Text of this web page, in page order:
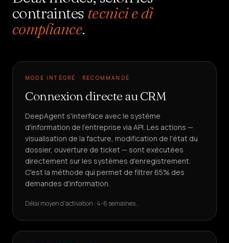
contraintes tecnici e di
compliance.
MODE INTÉGRÉ · RECOMMANDÉ
Connexion directe au CRM
DeepAgent s'interface avec le système
d'information de l'entreprise via API. Les actions —
visualisation de la facture, modification de l'état du
dossier, ouverture de ticket — sont exécutées
directement sur les systèmes d'enregistrement.
C'est la méthode qui permet de filtrer 65% des
demandes d'information.
Délai moyen d'activation : 4-6 semaines.